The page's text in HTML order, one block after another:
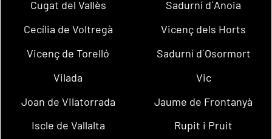
Cugat del Vallès
Sadurní d´Anoia
Cecília de Voltregà
Vicenç dels Horts
Vicenç de Torelló
Sadurní d´Osormort
Vilada
Vic
Joan de Vilatorrada
Jaume de Frontanyà
Iscle de Vallalta
Rupit i Pruit